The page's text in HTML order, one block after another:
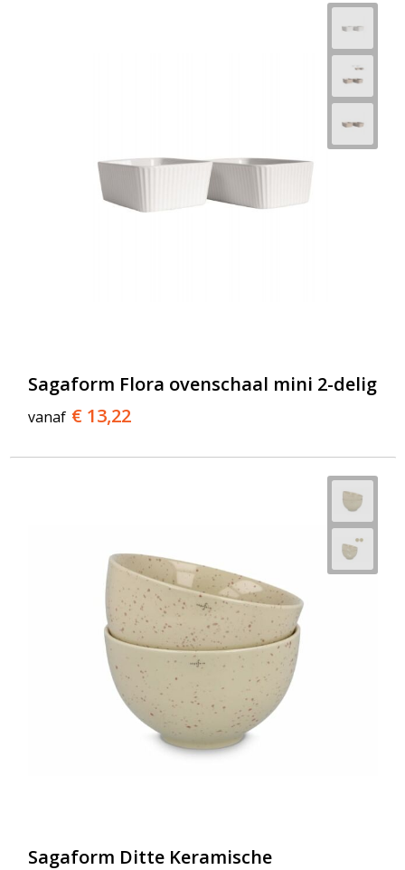
Sagaform Flora ovenschaal mini 2-delig
vanaf € 13,22
Sagaform Ditte Keramische